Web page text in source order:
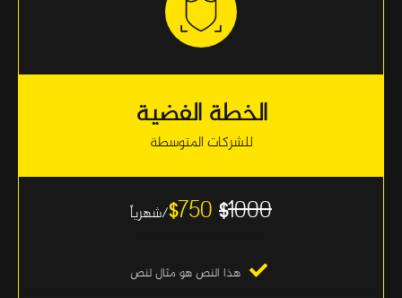
الخطة الفضية
للشركات المتوسطة
$1000
$750 /شهرياً
هذا النص هو مثال لنص